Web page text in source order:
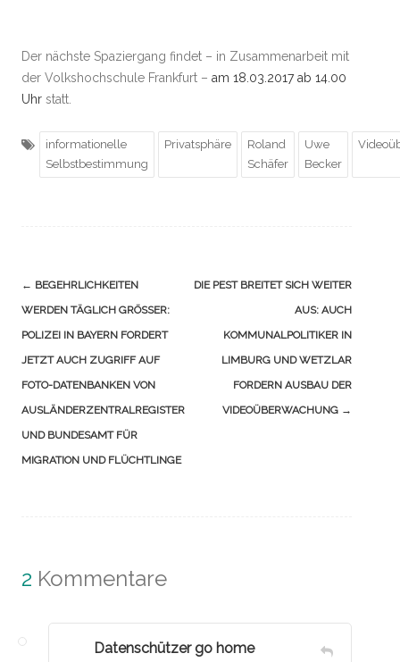
Der nächste Spaziergang findet – in Zusammenarbeit mit
der Volkshochschule Frankfurt – am 18.03.2017 ab 14.00
Uhr statt.
informationelle
Selbstbestimmung
Privatsphäre
Roland
Schäfer
Uwe
Becker
Navigation
(Beiträge)
← BEGEHRLICHKEITEN
WERDEN TÄGLICH GRÖSSER: P
OLIZEI IN BAYERN FORDERT J
ETZT AUCH ZUGRIFF AUF F
OTO-DATENBANKEN VON A
USLÄNDERZENTRALREGISTER U
ND BUNDESAMT FÜR M
IGRATION UND FLÜCHTLINGE
DIE PEST BREITET SICH WEITER
AUS: AUCH
KOMMUNALPOLITIKER IN
LIMBURG UND WETZLAR
FORDERN AUSBAU DER
VIDEOÜBERWACHUNG →
2 Kommentare
Datenschützer go home